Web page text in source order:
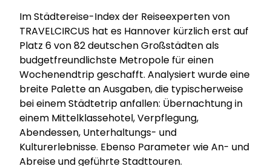
Im Städtereise-Index der Reiseexperten von
TRAVELCIRCUS hat es Hannover kürzlich erst auf
Platz 6 von 82 deutschen Großstädten als
budgetfreundlichste Metropole für einen
Wochenendtrip geschafft. Analysiert wurde eine
breite Palette an Ausgaben, die typischerweise
bei einem Städtetrip anfallen: Übernachtung in
einem Mittelklassehotel, Verpflegung,
Abendessen, Unterhaltungs- und
Kulturerlebnisse. Ebenso Parameter wie An- und
Abreise und geführte Stadttouren.